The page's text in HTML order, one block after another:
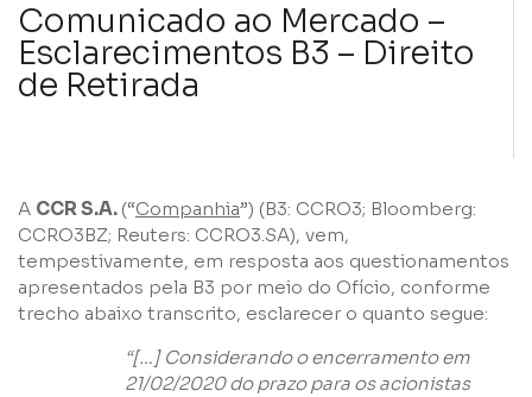
Comunicado ao Mercado –
Esclarecimentos B3 – Direito
de Retirada
A CCR S.A. (“Companhia”) (B3: CCRO3; Bloomberg:
CCRO3BZ; Reuters: CCRO3.SA), vem,
tempestivamente, em resposta aos questionamentos
apresentados pela B3 por meio do Ofício, conforme
trecho abaixo transcrito, esclarecer o quanto segue:
“[…] Considerando o encerramento em
21/02/2020 do prazo para os acionistas